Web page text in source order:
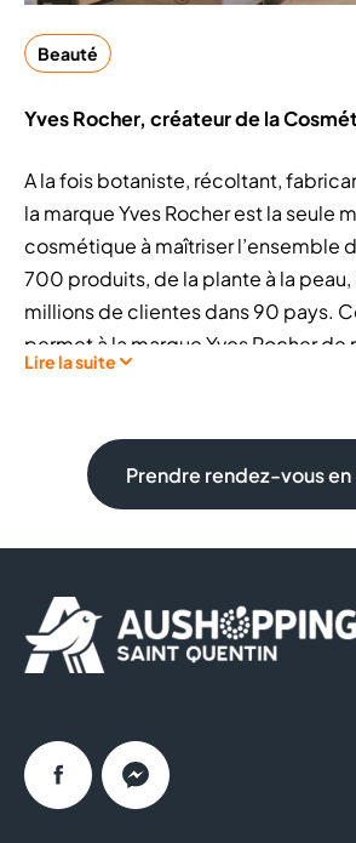
Beauté
Yves Rocher, créateur de la
A la fois botaniste, récoltant,
la marque Yves Rocher est la seule
cosmétique à maîtriser l’ensemble
700 produits, de la plante à la
millions de clientes dans 90 pays.
permet à la marque Yves Rocher de
impact environnemental et de
Notre magasin est un lieu
beauté, un hymne à la nature et au
beauté :
Maquillage,
Soin corps…
Une gamme complète de
Lire la suite
Prendre rendez-vous
FacebookMessenger